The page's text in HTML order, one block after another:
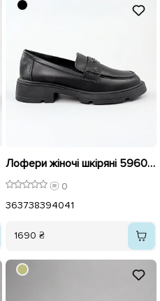
Лофери жіночі шкіряні 596022 Чорні
0
363738394041
1690 ₴